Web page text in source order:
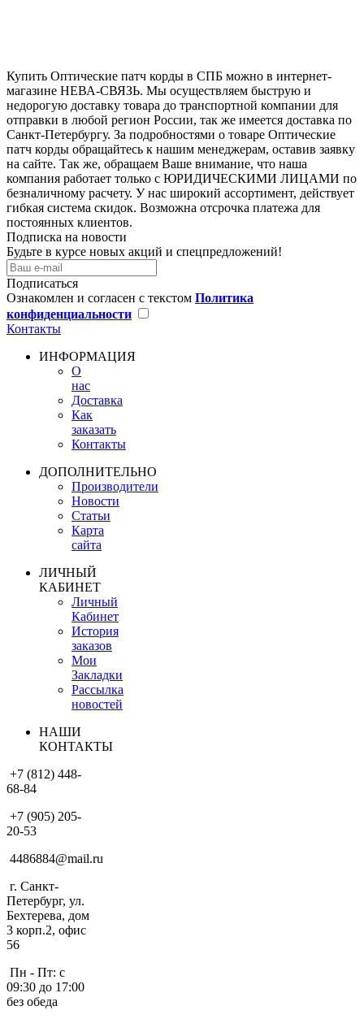
Купить Оптические патч корды в СПБ можно в интернет-
магазине НЕВА-СВЯЗЬ. Мы осуществляем быструю и
недорогую доставку товара до транспортной компании для
отправки в любой регион России, так же имеется доставка по
Санкт-Петербургу. За подробностями о товаре Оптические
патч корды обращайтесь к нашим менеджерам, оставив заявку
на сайте. Так же, обращаем Ваше внимание, что наша
компания работает только с ЮРИДИЧЕСКИМИ ЛИЦАМИ по
безналичному расчету. У нас широкий ассортимент, действует
гибкая система скидок. Возможна отсрочка платежа для
постоянных клиентов.
Подписка на новости
Будьте в курсе новых акций и спецпредложений!
Подписаться
Ознакомлен и согласен с текстом Политика
конфиденциальности
Контакты
ИНФОРМАЦИЯ
О
нас
Доставка
Как
заказать
Контакты
ДОПОЛНИТЕЛЬНО
Производители
Новости
Статьи
Карта
сайта
ЛИЧНЫЙ
КАБИНЕТ
Личный
Кабинет
История
заказов
Мои
Закладки
Рассылка
новостей
НАШИ
КОНТАКТЫ
+7 (812) 448-
68-84
+7 (905) 205-
20-53
4486884@mail.ru
г. Санкт-
Петербург, ул.
Бехтерева, дом
3 корп.2, офис
56
Пн - Пт: с
09:30 до 17:00
без обеда